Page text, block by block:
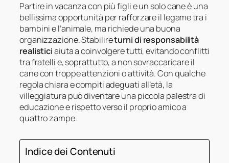
Partire in vacanza con più figli e un solo cane è una
bellissima opportunità per rafforzare il legame tra i
bambini e l’animale, ma richiede una buona
organizzazione. Stabilireturni di responsabilità
realisticiaiuta a coinvolgere tutti, evitando conflitti
tra fratelli e, soprattutto, a non sovraccaricare il
cane con troppe attenzioni o attività. Con qualche
regola chiara e compiti adeguati all’età, la
villeggiatura può diventare una piccola palestra di
educazione e rispetto verso il proprio amico a
quattro zampe.
Indice dei Contenuti